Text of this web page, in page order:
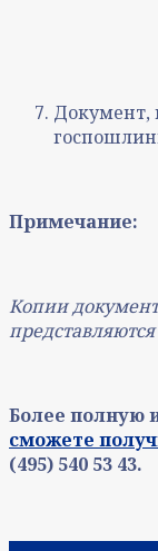
Документ,
Примечание:
Копии
Более полную
сможете
(495) 540 53 43.